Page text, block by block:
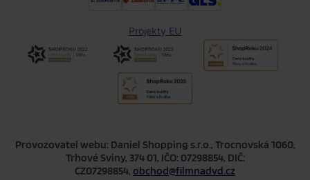
Projekty EU
Provozovatel webu: Daniel Shopping s.r.o., Trocnovská 1060,
Trhové Sviny, 374 01, IČO: 07298854, DIČ:
CZ07298854, obchod@filmnadvd.cz